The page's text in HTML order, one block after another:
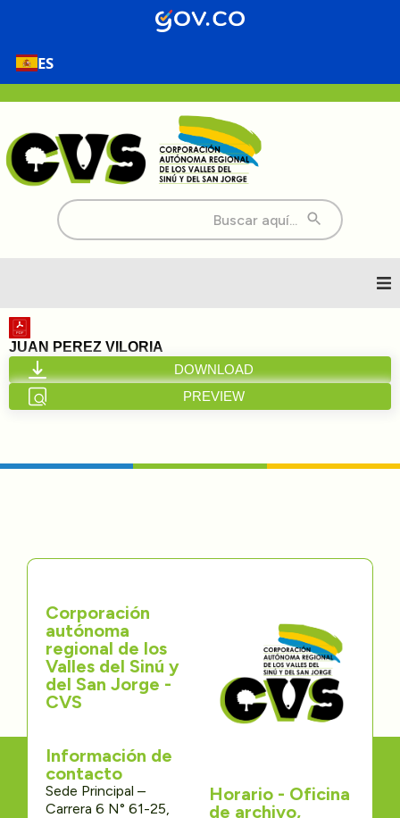
ES
Buscar:
Inicio
Nosotros
Transparencia
Participa
Trámites y Servicios
Contáctenos
JUAN PEREZ VILORIA
DOWNLOAD
PREVIEW
Corporación
autónoma
regional de los
Valles del Sinú y
del San Jorge -
CVS
Información de
contacto
Sede Principal –
Carrera 6 N° 61-25,
Horario - Oficina
de archivo,